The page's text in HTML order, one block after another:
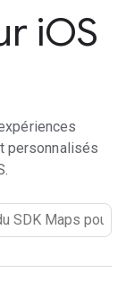
iOS
personnalisés